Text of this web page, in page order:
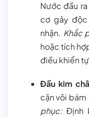
Nước đầu
cơ gây độc
nhận. Khắc
hoặc tích
điều khiển
Đầu kim
cặn vôi
phục:Định